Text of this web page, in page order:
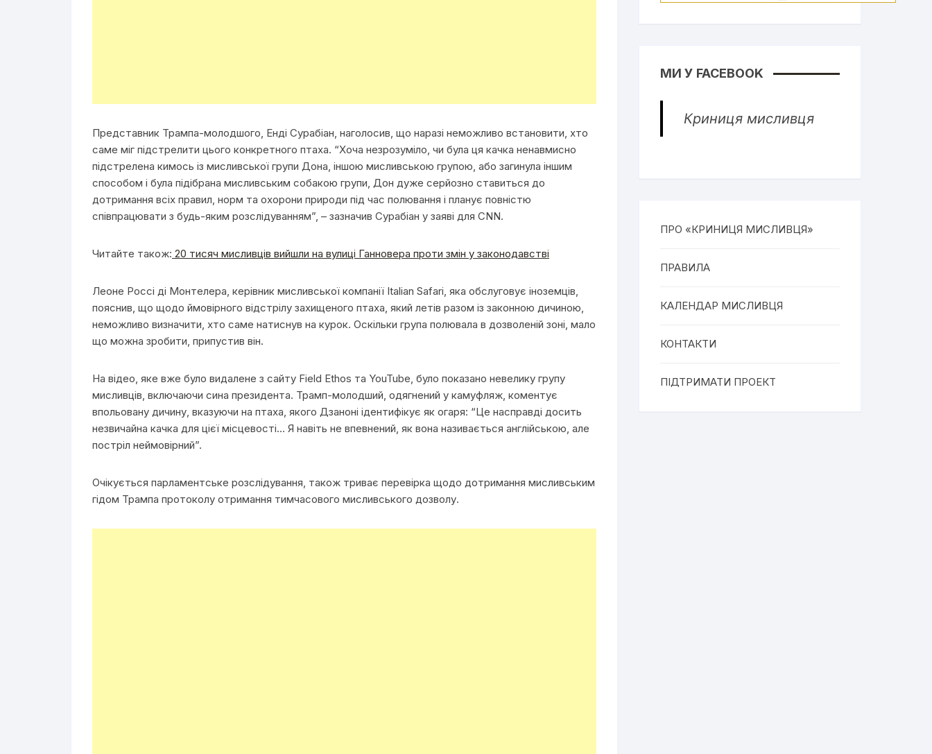
Представник Трампа-молодшого, Енді Сурабіан, наголосив, що наразі неможливо встановити, хто
саме міг підстрелити цього конкретного птаха. “Хоча незрозуміло, чи була ця качка ненавмисно
підстрелена кимось із мисливської групи Дона, іншою мисливською групою, або загинула іншим
способом і була підібрана мисливським собакою групи, Дон дуже серйозно ставиться до
дотримання всіх правил, норм та охорони природи під час полювання і планує повністю
співпрацювати з будь-яким розслідуванням”, – зазначив Сурабіан у заяві для CNN.
Читайте також: 20 тисяч мисливців вийшли на вулиці Ганновера проти змін у законодавстві
Леоне Россі ді Монтелера, керівник мисливської компанії Italian Safari, яка обслуговує іноземців,
пояснив, що щодо ймовірного відстрілу захищеного птаха, який летів разом із законною дичиною,
неможливо визначити, хто саме натиснув на курок. Оскільки група полювала в дозволеній зоні, мало
що можна зробити, припустив він.
На відео, яке вже було видалене з сайту Field Ethos та YouTube, було показано невелику групу
мисливців, включаючи сина президента. Трамп-молодший, одягнений у камуфляж, коментує
впольовану дичину, вказуючи на птаха, якого Дзаноні ідентифікує як огаря: “Це насправді досить
незвичайна качка для цієї місцевості… Я навіть не впевнений, як вона називається англійською, але
постріл неймовірний”.
Очікується парламентське розслідування, також триває перевірка щодо дотримання мисливським
гідом Трампа протоколу отримання тимчасового мисливського дозволу.
МИ У FACEBOOK
Криниця мисливця
ПРО «КРИНИЦЯ МИСЛИВЦЯ»
ПРАВИЛА
КАЛЕНДАР МИСЛИВЦЯ
КОНТАКТИ
ПІДТРИМАТИ ПРОЕКТ